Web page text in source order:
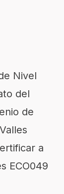
Nivel
del
de
a
ECO049